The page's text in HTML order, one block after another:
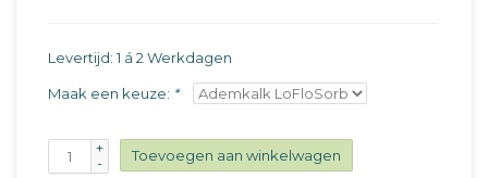
Levertijd: 1 á 2 Werkdagen
Maak een keuze: *
+
-
Toevoegen aan winkelwagen